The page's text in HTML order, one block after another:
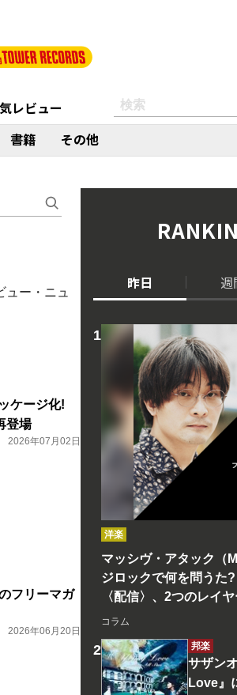
レビュー
書籍 その他
ー・ニュ
ケージ化!
登場
2026年07月02日
フリーマガ
2026年06月20日
昨日 週
洋楽
マッシヴ・アタック（
ジロックで何を問う
〈配信〉、2つのレイ
コラム
邦楽
サザン
Love』